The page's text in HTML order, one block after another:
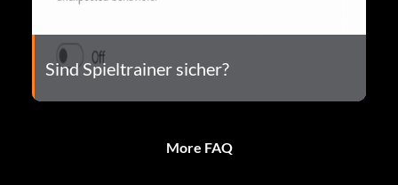
Sind Spieltrainer sicher?
More FAQ